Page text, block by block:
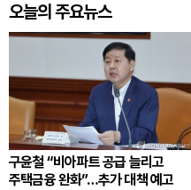
오늘의 주요뉴스
구윤철 “비아파트 공급 늘리고
주택금융 완화”…추가 대책 예고